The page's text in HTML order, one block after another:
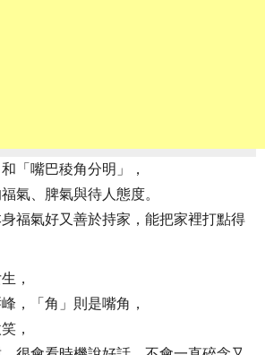
「嘴巴稜角分明」，
氣、脾氣與待人態度。
福氣好又善於持家，能把家裡打點得
，
，「角」則是嘴角，
，